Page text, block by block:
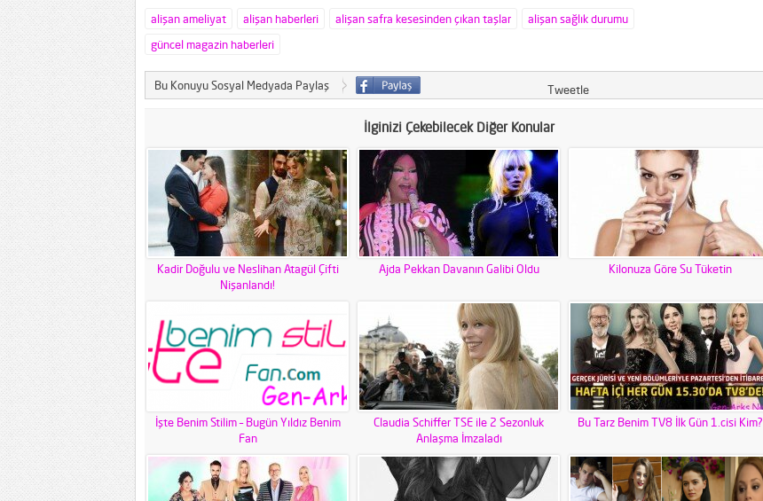
alişan ameliyat alişan haberleri alişan safra kesesinden çıkan taşlar
alişan sağlık durumu
güncel magazin haberleri
Bu Konuyu Sosyal Medyada Paylaş Tweetle
İlginizi Çekebilecek Diğer Konular
Kadir Doğulu ve Neslihan Atagül Çifti
Nişanlandı!
Ajda Pekkan Davanın Galibi Oldu Kilonuza Göre Su Tüketin
İşte Benim Stilim – Bugün Yıldız Benim
Fan
Claudia Schiffer TSE ile 2 Sezonluk
Anlaşma İmzaladı
Bu Tarz Benim TV8 İlk Gün 1.cisi Kim?